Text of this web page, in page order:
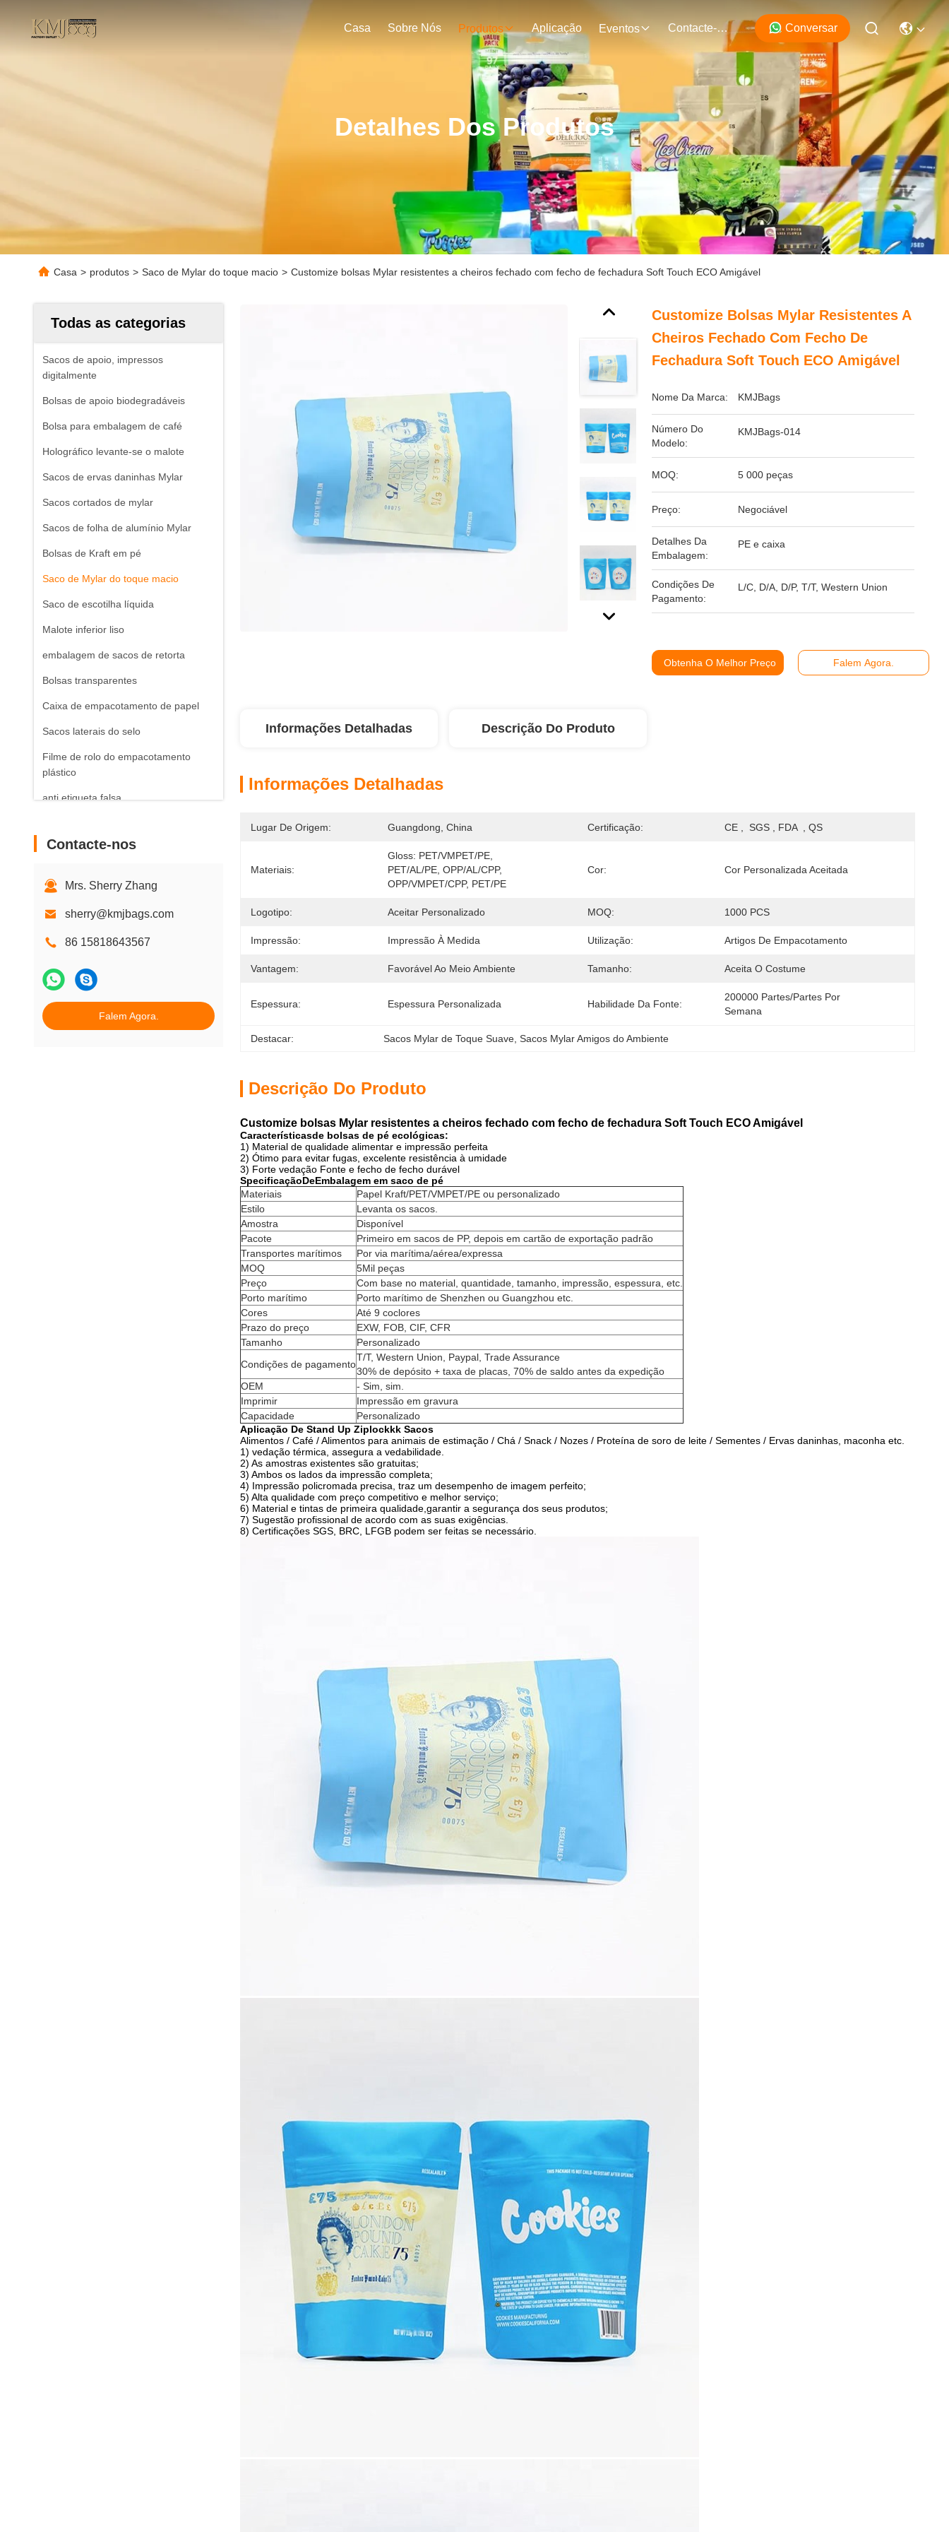
Casa Sobre Nós Produtos Aplicação Eventos Contacte-Nos Conversar
Detalhes Dos Produtos
Casa > produtos > Saco de Mylar do toque macio > Customize bolsas Mylar resistentes a cheiros fechado com fecho de fechadura Soft Touch ECO Amigável
Todas as categorias
Sacos de apoio, impressos
digitalmente
Bolsas de apoio biodegradáveis
Bolsa para embalagem de café
Holográfico levante-se o malote
Sacos de ervas daninhas Mylar
Sacos cortados de mylar
Sacos de folha de alumínio Mylar
Bolsas de Kraft em pé
Saco de Mylar do toque macio
Saco de escotilha líquida
Malote inferior liso
embalagem de sacos de retorta
Bolsas transparentes
Caixa de empacotamento de papel
Sacos laterais do selo
Filme de rolo do empacotamento
plástico
anti etiqueta falsa
Contacte-nos
Mrs. Sherry Zhang
sherry@kmjbags.com
86 15818643567
Falem Agora.
Customize Bolsas Mylar Resistentes A
Cheiros Fechado Com Fecho De
Fechadura Soft Touch ECO Amigável
Nome Da Marca: KMJBags
Número Do
Modelo:
KMJBags-014
MOQ: 5 000 peças
Preço: Negociável
Detalhes Da
Embalagem:
PE e caixa
Condições De
Pagamento:
L/C, D/A, D/P, T/T, Western Union
Obtenha O Melhor Preço Falem Agora.
Informações Detalhadas Descrição Do Produto
Informações Detalhadas
Lugar De Origem: Guangdong, China Certificação: CE ,  SGS , FDA  , QS
Materiais:
Gloss: PET/VMPET/PE,
PET/AL/PE, OPP/AL/CPP,
OPP/VMPET/CPP, PET/PE
Cor: Cor Personalizada Aceitada
Logotipo: Aceitar Personalizado MOQ: 1000 PCS
Impressão: Impressão À Medida Utilização: Artigos De Empacotamento
Vantagem: Favorável Ao Meio Ambiente Tamanho: Aceita O Costume
Espessura: Espessura Personalizada Habilidade Da Fonte:
200000 Partes/partes Por
Semana
Destacar: Sacos Mylar de Toque Suave , Sacos Mylar Amigos do Ambiente
Descrição Do Produto
Customize bolsas Mylar resistentes a cheiros fechado com fecho de fechadura Soft Touch ECO Amigável
Característicasde bolsas de pé ecológicas:
1) Material de qualidade alimentar e impressão perfeita
2) Ótimo para evitar fugas, excelente resistência à umidade
3) Forte vedação Fonte e fecho de fecho durável
SpecificaçãoDeEmbalagem em saco de pé
Materiais
Papel Kraft/PET/VMPET/PE ou personalizado
Estilo
Levanta os sacos.
Amostra
Disponível
Pacote
Primeiro em sacos de PP, depois em cartão de exportação padrão
Transportes marítimos
Por via marítima/aérea/expressa
MOQ
5Mil peças
Preço
Com base no material, quantidade, tamanho, impressão, espessura, etc.
Porto marítimo
Porto marítimo de Shenzhen ou Guangzhou etc.
Cores
Até 9 coclores
Prazo do preço
EXW, FOB, CIF, CFR
Tamanho
Personalizado
Condições de pagamento
T/T, Western Union, Paypal, Trade Assurance
30% de depósito + taxa de placas, 70% de saldo antes da expedição
OEM
- Sim, sim.
Imprimir
Impressão em gravura
Capacidade
Personalizado
Aplicação De Stand Up Ziplockkk Sacos
Alimentos / Café / Alimentos para animais de estimação / Chá / Snack / Nozes / Proteína de soro de leite / Sementes / Ervas daninhas, maconha etc.
1) vedação térmica, assegura a vedabilidade.
2) As amostras existentes são gratuitas;
3) Ambos os lados da impressão completa;
4) Impressão policromada precisa, traz um desempenho de imagem perfeito;
5) Alta qualidade com preço competitivo e melhor serviço;
6) Material e tintas de primeira qualidade,garantir a segurança dos seus produtos;
7) Sugestão profissional de acordo com as suas exigências.
8) Certificações SGS, BRC, LFGB podem ser feitas se necessário.